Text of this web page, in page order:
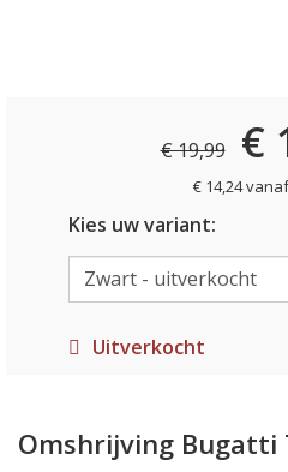
€ 19,99 €
€ 14,24
Kies uw variant:
Uitverkocht
Omshrijving Bugatti